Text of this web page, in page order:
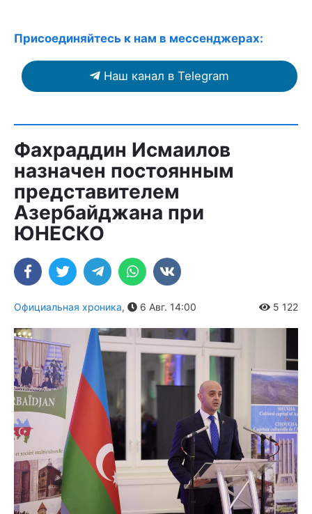
Присоединяйтесь к нам в мессенджерах:
Наш канал в Telegram
Фахраддин Исмаилов
назначен постоянным
представителем
Азербайджана при
ЮНЕСКО
Официальная хроника, 6 Авг. 14:00 5 122